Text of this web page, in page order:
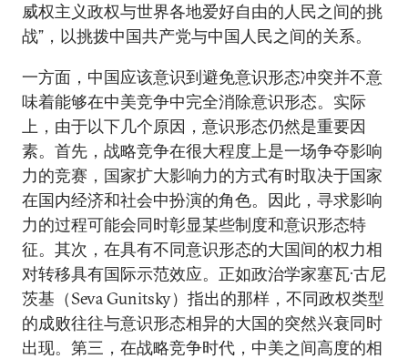
威权主义政权与世界各地爱好自由的人民之间的挑
战”，以挑拨中国共产党与中国人民之间的关系。
一方面，中国应该意识到避免意识形态冲突并不意
味着能够在中美竞争中完全消除意识形态。实际
上，由于以下几个原因，意识形态仍然是重要因
素。首先，战略竞争在很大程度上是一场争夺影响
力的竞赛，国家扩大影响力的方式有时取决于国家
在国内经济和社会中扮演的角色。因此，寻求影响
力的过程可能会同时彰显某些制度和意识形态特
征。其次，在具有不同意识形态的大国间的权力相
对转移具有国际示范效应。正如政治学家塞瓦·古尼
茨基（Seva Gunitsky）指出的那样，不同政权类型
的成败往往与意识形态相异的大国的突然兴衰同时
出现。第三，在战略竞争时代，中美之间高度的相